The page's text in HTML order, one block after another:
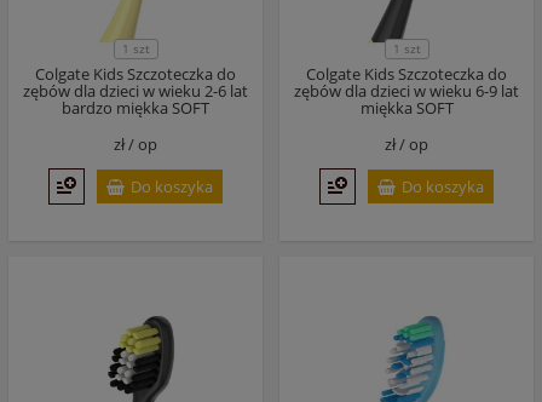
1 szt
Colgate Kids Szczoteczka do
zębów dla dzieci w wieku 2-6 lat
bardzo miękka SOFT
zł /op
Do koszyka
1 szt
Colgate Kids Szczoteczka do
zębów dla dzieci w wieku 6-9 lat
miękka SOFT
zł /op
Do koszyka